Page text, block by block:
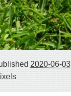
2020-06-03